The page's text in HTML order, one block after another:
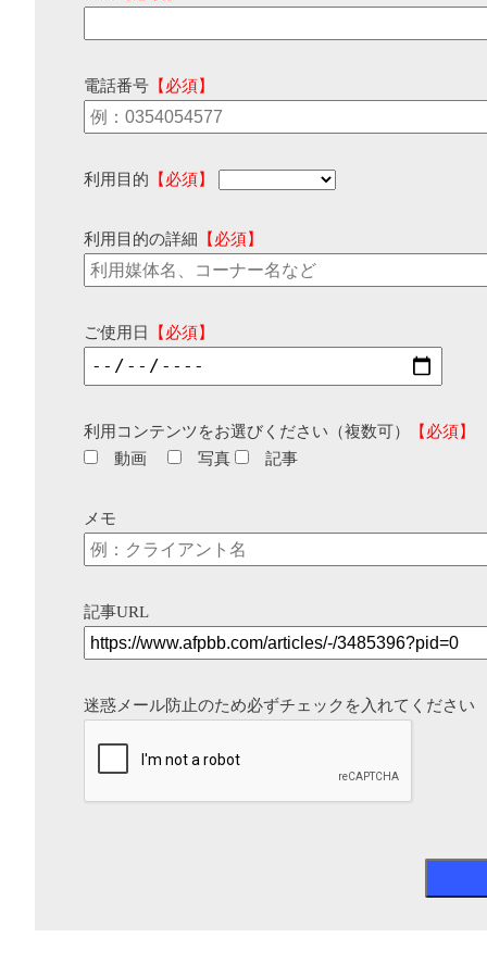
電話番号 【必須】
利用目的 【必須】
利用目的の詳細 【必須】
ご使用日 【必須】
利用コンテンツをお選びください（複数可）
【必須】
動画
写真 記事
メモ
記事URL
迷惑メール防止のため必ずチェックを入れてください